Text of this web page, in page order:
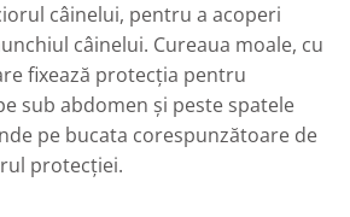
câinelui, pentru a acoperi
câinelui. Cureaua moale, cu
fixează protecția pentru
sub abdomen și peste spatele
pe bucata corespunzătoare de
protecției.